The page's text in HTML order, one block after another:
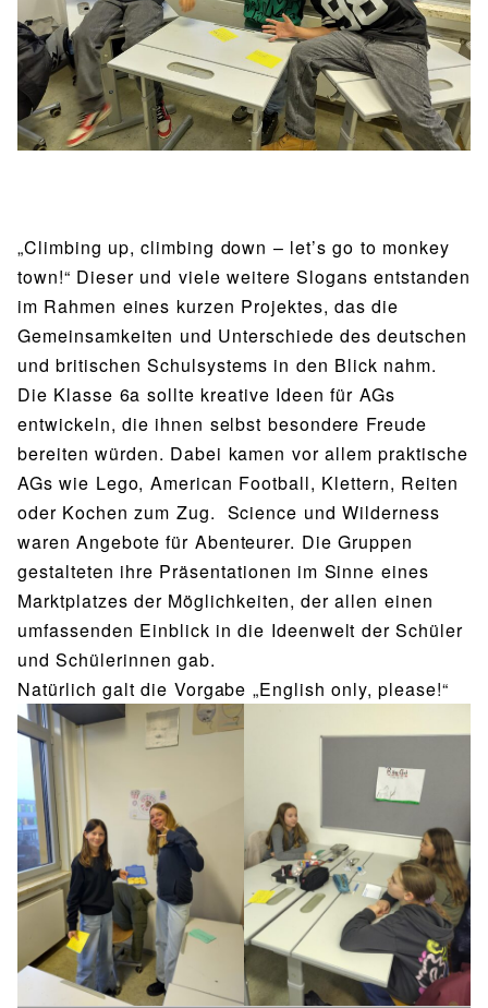
BIBLIOTHEK
Bibliothek Bibliothekskatalog
Schulbuchausleihe
Lehrmittelfreiheit
Buchempfehlungen
Food Scouts
FAQs
SPORT
Sport als Leistungsfach Exkursionen
Wettkämpfe
Fachschaft
JtfO
„Climbing up, climbing down – let’s go to monkey
town!“ Dieser und viele weitere Slogans entstanden
im Rahmen eines kurzen Projektes, das die
Gemeinsamkeiten und Unterschiede des deutschen
und britischen Schulsystems in den Blick nahm.
Die Klasse 6a sollte kreative Ideen für AGs
entwickeln, die ihnen selbst besondere Freude
bereiten würden. Dabei kamen vor allem praktische
AGs wie Lego, American Football, Klettern, Reiten
oder Kochen zum Zug. Science und Wilderness
waren Angebote für Abenteurer. Die Gruppen
gestalteten ihre Präsentationen im Sinne eines
Marktplatzes der Möglichkeiten, der allen einen
umfassenden Einblick in die Ideenwelt der Schüler
und Schülerinnen gab.
Natürlich galt die Vorgabe „English only, please!“